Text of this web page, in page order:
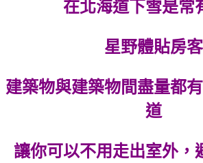
在北海道下雪是常
星野體貼房客
建築物與建築物間盡量都
道
讓你可以不用走出室外，